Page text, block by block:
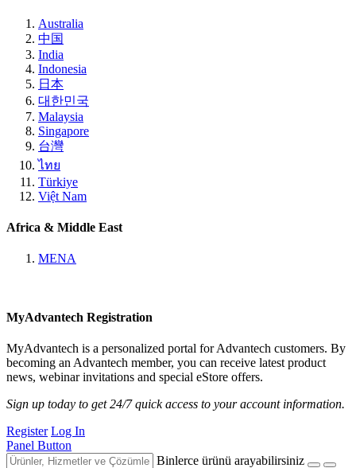
Australia
中国
India
Indonesia
日本
대한민국
Malaysia
Singapore
台灣
ไทย
Türkiye
Việt Nam
Africa & Middle East
MENA
MyAdvantech Registration
MyAdvantech is a personalized portal for Advantech customers. By
becoming an Advantech member, you can receive latest product
news, webinar invitations and special eStore offers.
Sign up today to get 24/7 quick access to your account information.
Register Log In
Panel Button
Binlerce ürünü arayabilirsiniz